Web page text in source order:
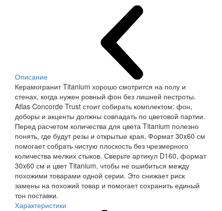
Описание
Керамогранит Titanium хорошо смотрится на полу и
стенах, когда нужен ровный фон без лишней пестроты.
Atlas Concorde Trust стоит собирать комплектом: фон,
доборы и акценты должны совпадать по цветовой партии.
Перед расчетом количества для цвета Titanium полезно
понять, где будут резы и открытые края. Формат 30x60 см
помогает собрать чистую плоскость без чрезмерного
количества мелких стыков. Сверьте артикул D160, формат
30x60 см и цвет Titanium, чтобы не ошибиться между
похожими товарами одной серии. Это снижает риск
замены на похожий товар и помогает сохранить единый
тон поставки.
Характеристики